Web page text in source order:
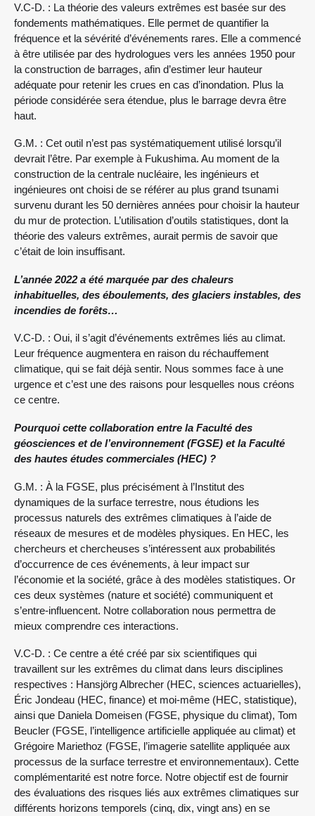
V.C-D. : La théorie des valeurs extrêmes est basée sur des
fondements mathématiques. Elle permet de quantifier la
fréquence et la sévérité d’événements rares. Elle a commencé
à être utilisée par des hydrologues vers les années 1950 pour
la construction de barrages, afin d’estimer leur hauteur
adéquate pour retenir les crues en cas d’inondation. Plus la
période considérée sera étendue, plus le barrage devra être
haut.
G.M. : Cet outil n’est pas systématiquement utilisé lorsqu’il
devrait l’être. Par exemple à Fukushima. Au moment de la
construction de la centrale nucléaire, les ingénieurs et
ingénieures ont choisi de se référer au plus grand tsunami
survenu durant les 50 dernières années pour choisir la hauteur
du mur de protection. L’utilisation d’outils statistiques, dont la
théorie des valeurs extrêmes, aurait permis de savoir que
c’était de loin insuffisant.
L’année 2022 a été marquée par des chaleurs
inhabituelles, des éboulements, des glaciers instables, des
incendies de forêts…
V.C-D. : Oui, il s’agit d’événements extrêmes liés au climat.
Leur fréquence augmentera en raison du réchauffement
climatique, qui se fait déjà sentir. Nous sommes face à une
urgence et c’est une des raisons pour lesquelles nous créons
ce centre.
Pourquoi cette collaboration entre la Faculté des
géosciences et de l’environnement (FGSE) et la Faculté
des hautes études commerciales (HEC) ?
G.M. : À la FGSE, plus précisément à l’Institut des
dynamiques de la surface terrestre, nous étudions les
processus naturels des extrêmes climatiques à l’aide de
réseaux de mesures et de modèles physiques. En HEC, les
chercheurs et chercheuses s’intéressent aux probabilités
d’occurrence de ces événements, à leur impact sur
l’économie et la société, grâce à des modèles statistiques. Or
ces deux systèmes (nature et société) communiquent et
s’entre-influencent. Notre collaboration nous permettra de
mieux comprendre ces interactions.
V.C-D. : Ce centre a été créé par six scientifiques qui
travaillent sur les extrêmes du climat dans leurs disciplines
respectives : Hansjörg Albrecher (HEC, sciences actuarielles),
Éric Jondeau (HEC, finance) et moi-même (HEC, statistique),
ainsi que Daniela Domeisen (FGSE, physique du climat), Tom
Beucler (FGSE, l’intelligence artificielle appliquée au climat) et
Grégoire Mariethoz (FGSE, l’imagerie satellite appliquée aux
processus de la surface terrestre et environnementaux). Cette
complémentarité est notre force. Notre objectif est de fournir
des évaluations des risques liés aux extrêmes climatiques sur
différents horizons temporels (cinq, dix, vingt ans) en se